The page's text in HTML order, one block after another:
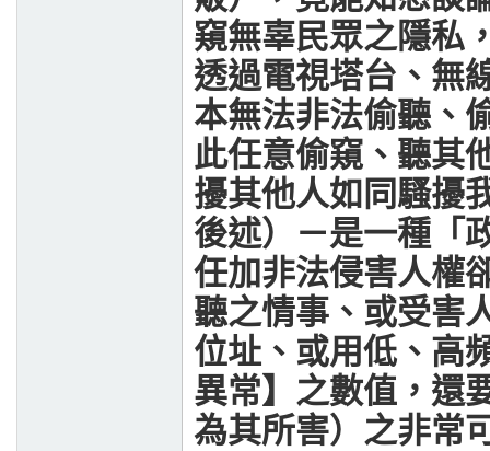
窺無辜民眾之隱私
透過電視塔台、無
本無法非法偷聽、
此任意偷窺、聽其
擾其他人如同騷擾
後述）－是一種「
任加非法侵害人權
聽之情事、或受害
位址、或用低、高
異常】之數值，還
為其所害）之非常